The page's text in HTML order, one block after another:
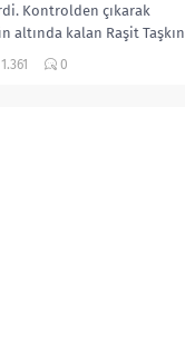
Kontrolden çıkarak
altında kalan Raşit Taşkın
1.361 0